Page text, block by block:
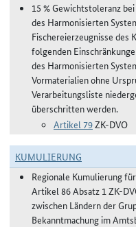
15 % Gewichtstoleranz
des Harmonisierten
Fischereierzeugnisse des
folgenden
des Harmonisierten
Vormaterialien ohne
Verarbeitungsliste
überschritten werden.
Artikel 79ZK-DVO
KUMULIERUNG
Regionale Kumulierung
Artikel 86 Absatz 1 ZK-
zwischen Ländern der
Bekanntmachung im